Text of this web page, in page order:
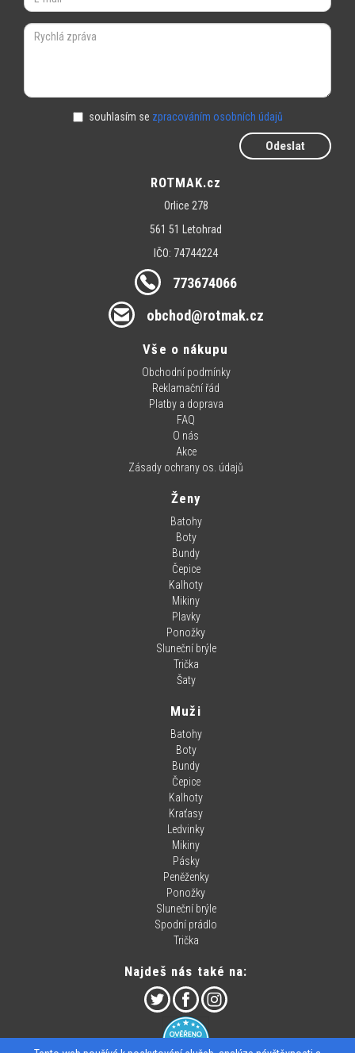
souhlasím se zpracováním osobních údajů
Odeslat
ROTMAK.cz
Orlice 278
561 51 Letohrad
IČO: 74744224
773674066
obchod@rotmak.cz
Vše o nákupu
Obchodní podmínky
Reklamační řád
Platby a doprava
FAQ
O nás
Akce
Zásady ochrany os. údajů
Ženy
Batohy
Boty
Bundy
Čepice
Kalhoty
Mikiny
Plavky
Ponožky
Sluneční brýle
Trička
Šaty
Muži
Batohy
Boty
Bundy
Čepice
Kalhoty
Kraťasy
Ledvinky
Mikiny
Pásky
Peněženky
Ponožky
Sluneční brýle
Spodní prádlo
Trička
Najdeš nás také na: